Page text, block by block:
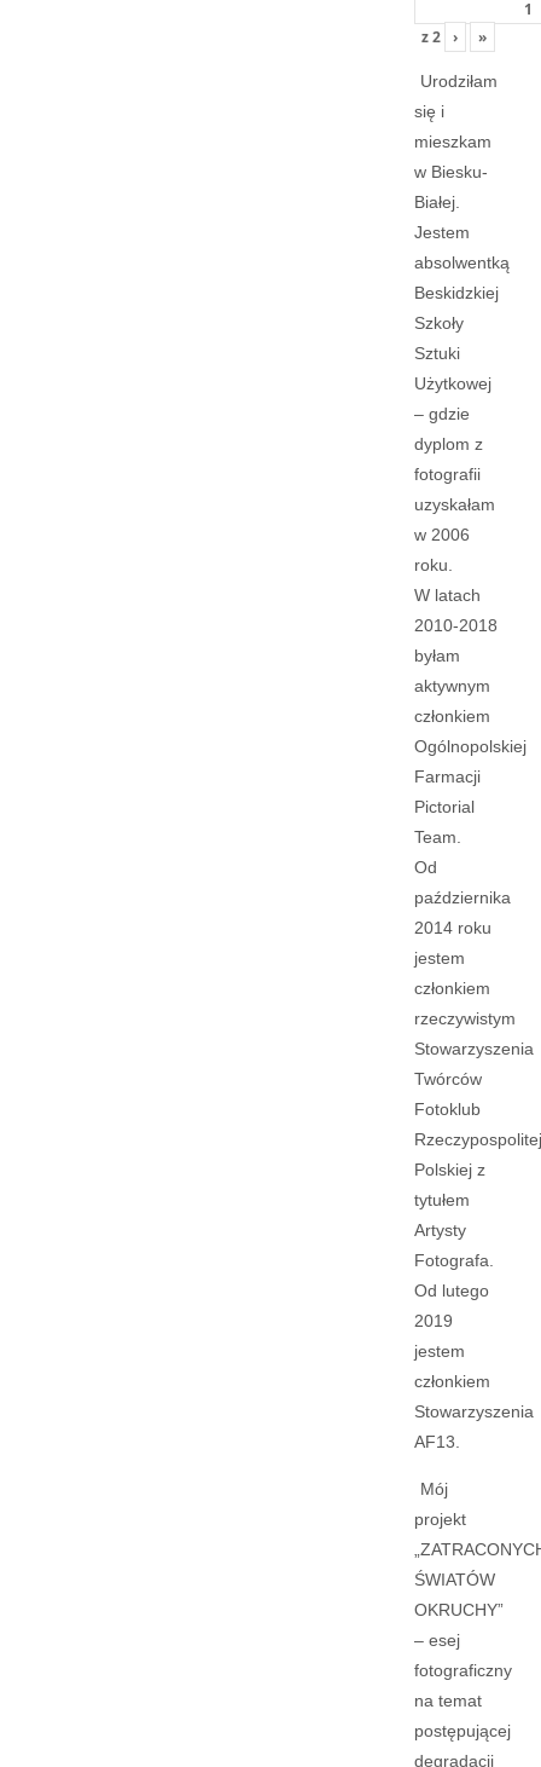
z2 › »
Urodziłam
się i
mieszkam
w Biesku-
Białej.
Jestem
absolwentką
Beskidzkiej
Szkoły
Sztuki
Użytkowej
– gdzie
dyplom z
fotografii
uzyskałam
w 2006
roku.
W latach
2010-2018
byłam
aktywnym
członkiem
Ogólnopolskiej
Farmacji
Pictorial
Team.
Od
października
2014 roku
jestem
członkiem
rzeczywistym
Stowarzyszenia
Twórców
Fotoklub
Rzeczypospolitej
Polskiej z
tytułem
Artysty
Fotografa.
Od lutego
2019
jestem
członkiem
Stowarzyszenia
AF13.
Mój
projekt
ŚWIATÓW
OKRUCHY”
– esej
fotograficzny
na temat
postępującej
degradacji